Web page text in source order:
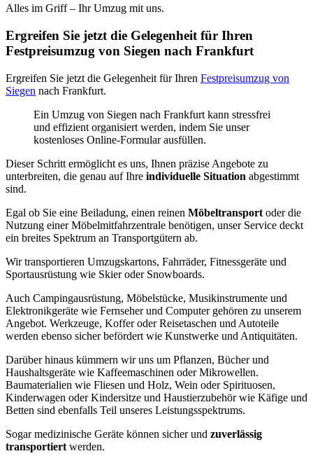
Alles im Griff – Ihr Umzug mit uns.
Ergreifen Sie jetzt die Gelegenheit für Ihren
Festpreisumzug von Siegen nach Frankfurt
Ergreifen Sie jetzt die Gelegenheit für Ihren Festpreisumzug von
Siegen nach Frankfurt.
Ein Umzug von Siegen nach Frankfurt kann stressfrei
und effizient organisiert werden, indem Sie unser
kostenloses Online-Formular ausfüllen.
Dieser Schritt ermöglicht es uns, Ihnen präzise Angebote zu
unterbreiten, die genau auf Ihre individuelle Situation abgestimmt
sind.
Egal ob Sie eine Beiladung, einen reinen Möbeltransport oder die
Nutzung einer Möbelmitfahrzentrale benötigen, unser Service deckt
ein breites Spektrum an Transportgütern ab.
Wir transportieren Umzugskartons, Fahrräder, Fitnessgeräte und
Sportausrüstung wie Skier oder Snowboards.
Auch Campingausrüstung, Möbelstücke, Musikinstrumente und
Elektronikgeräte wie Fernseher und Computer gehören zu unserem
Angebot. Werkzeuge, Koffer oder Reisetaschen und Autoteile
werden ebenso sicher befördert wie Kunstwerke und Antiquitäten.
Darüber hinaus kümmern wir uns um Pflanzen, Bücher und
Haushaltsgeräte wie Kaffeemaschinen oder Mikrowellen.
Baumaterialien wie Fliesen und Holz, Wein oder Spirituosen,
Kinderwagen oder Kindersitze und Haustierzubehör wie Käfige und
Betten sind ebenfalls Teil unseres Leistungsspektrums.
Sogar medizinische Geräte können sicher und zuverlässig
transportiert werden.